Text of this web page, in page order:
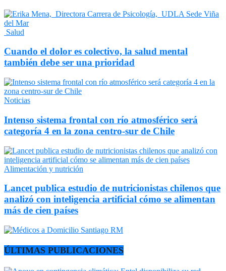
Salud
Cuando el dolor es colectivo, la salud mental
también debe ser una prioridad
Noticias
Intenso sistema frontal con río atmosférico será
categoría 4 en la zona centro-sur de Chile
Alimentación y nutrición
Lancet publica estudio de nutricionistas chilenos que
analizó con inteligencia artificial cómo se alimentan
más de cien países
ÚLTIMAS PUBLICACIONES